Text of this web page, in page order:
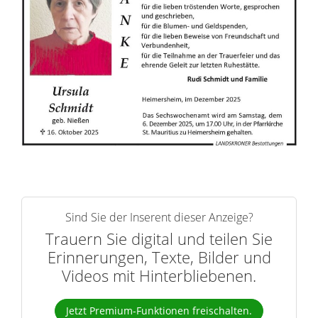
n
e
r
n
Sind Sie der Inserent dieser Anzeige?
Trauern Sie digital und teilen Sie
Erinnerungen, Texte, Bilder und
Videos mit Hinterbliebenen.
Jetzt Premium-Funktionen freischalten.